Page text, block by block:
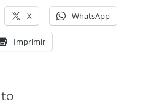
X WhatsApp
Imprimir